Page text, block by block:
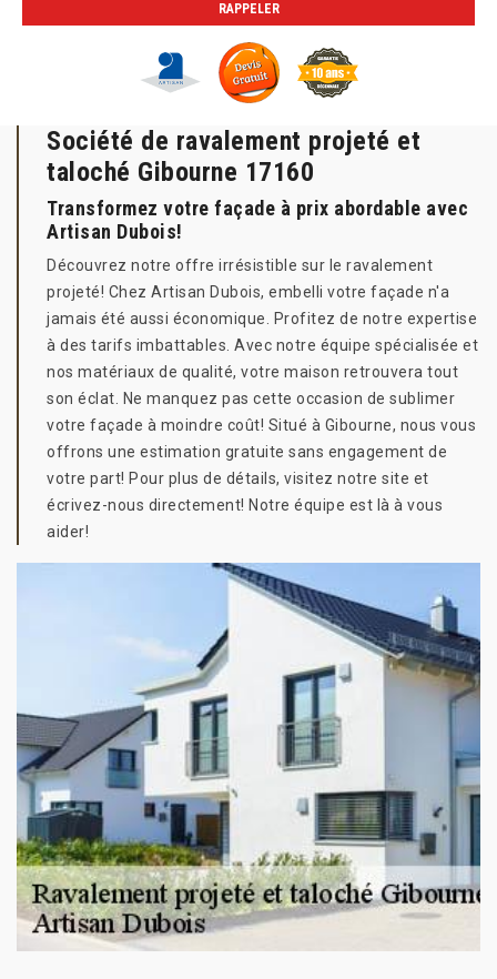
Société de ravalement projeté et
taloché Gibourne 17160
Transformez votre façade à prix abordable avec
Artisan Dubois!
Découvrez notre offre irrésistible sur le ravalement
projeté! Chez Artisan Dubois, embelli votre façade n'a
jamais été aussi économique. Profitez de notre expertise
à des tarifs imbattables. Avec notre équipe spécialisée et
nos matériaux de qualité, votre maison retrouvera tout
son éclat. Ne manquez pas cette occasion de sublimer
votre façade à moindre coût! Situé à Gibourne, nous vous
offrons une estimation gratuite sans engagement de
votre part! Pour plus de détails, visitez notre site et
écrivez-nous directement! Notre équipe est là à vous
aider!